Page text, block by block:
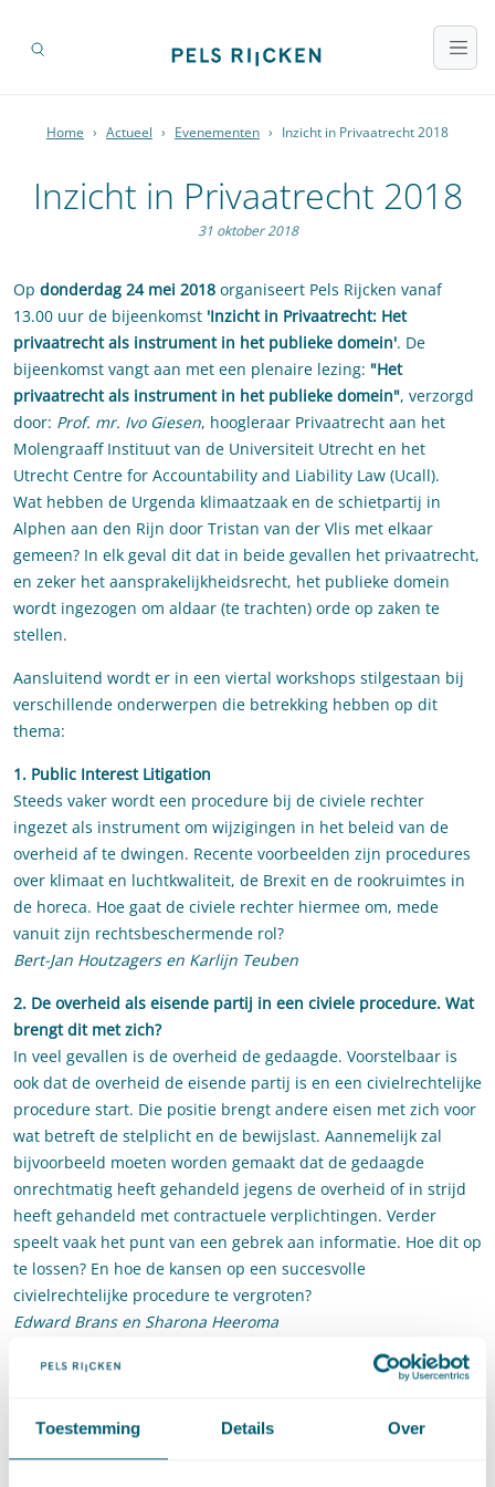
Toestemming Details Over
Home › Actueel › Evenementen › Inzicht in Privaatrecht 2018
Inzicht in Privaatrecht 2018
31 oktober 2018
Op donderdag 24 mei 2018 organiseert Pels Rijcken vanaf
13.00 uur de bijeenkomst 'Inzicht in Privaatrecht: Het
privaatrecht als instrument in het publieke domein'. De
bijeenkomst vangt aan met een plenaire lezing: "Het
privaatrecht als instrument in het publieke domein", verzorgd
door: Prof. mr. Ivo Giesen, hoogleraar Privaatrecht aan het
Molengraaff Instituut van de Universiteit Utrecht en het
Utrecht Centre for Accountability and Liability Law (Ucall).
Wat hebben de Urgenda klimaatzaak en de schietpartij in
Alphen aan den Rijn door Tristan van der Vlis met elkaar
gemeen? In elk geval dit dat in beide gevallen het privaatrecht,
en zeker het aansprakelijkheidsrecht, het publieke domein
wordt ingezogen om aldaar (te trachten) orde op zaken te
stellen.
Aansluitend wordt er in een viertal workshops stilgestaan bij
verschillende onderwerpen die betrekking hebben op dit
thema:
1. Public Interest Litigation
Steeds vaker wordt een procedure bij de civiele rechter
ingezet als instrument om wijzigingen in het beleid van de
overheid af te dwingen. Recente voorbeelden zijn procedures
over klimaat en luchtkwaliteit, de Brexit en de rookruimtes in
de horeca. Hoe gaat de civiele rechter hiermee om, mede
vanuit zijn rechtsbeschermende rol?
Bert-Jan Houtzagers en Karlijn Teuben
2. De overheid als eisende partij in een civiele procedure. Wat
brengt dit met zich?
In veel gevallen is de overheid de gedaagde. Voorstelbaar is
ook dat de overheid de eisende partij is en een civielrechtelijke
procedure start. Die positie brengt andere eisen met zich voor
wat betreft de stelplicht en de bewijslast. Aannemelijk zal
bijvoorbeeld moeten worden gemaakt dat de gedaagde
onrechtmatig heeft gehandeld jegens de overheid of in strijd
heeft gehandeld met contractuele verplichtingen. Verder
speelt vaak het punt van een gebrek aan informatie. Hoe dit op
te lossen? En hoe de kansen op een succesvolle
civielrechtelijke procedure te vergroten?
Edward Brans en Sharona Heeroma
3. Contracteren met de overheid: contractsvrijheid vs
Contractsvrijheid houdt in de vrijheid om te contracteren
waarover en met wie men wil. Hoeveel contractsvrijheid heeft